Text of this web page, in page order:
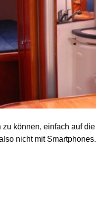
zu können, einfach auf
nicht mit Smartphones.